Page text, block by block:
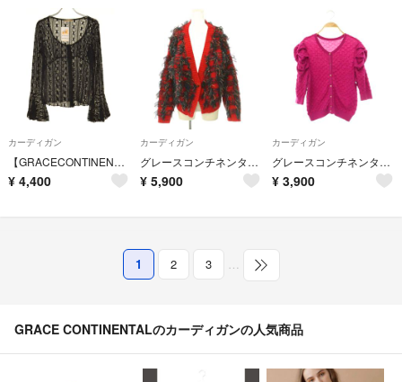
カーディガン
【GRACECONTINENTAL】09147091 フレアスリーブ レース長袖カーディガン
¥ 4,400
カーディガン
グレースコンチネンタル マルチフリンジニットカーディガン 長袖 36 レッド
¥ 5,900
カーディガン
グレースコンチネンタル フクレジャガードニットカーディガン 七分袖 36
¥ 3,900
1 2 3 …
GRACE CONTINENTALのカーディガンの人気商品